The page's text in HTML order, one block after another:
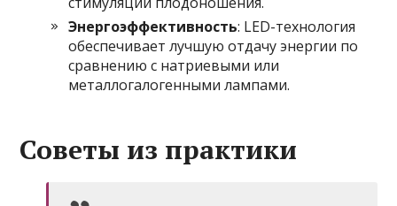
Энергоэффективность: LED-технология
обеспечивает лучшую отдачу энергии по
сравнению с натриевыми или
металлогалогенными лампами.
Советы из практики